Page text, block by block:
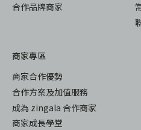
合作品牌商家
商家專區
商家合作優勢
合作方案及加值服務
成為 zingala 合作商家
商家成長學堂